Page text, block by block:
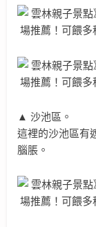
▲ 沙池區。
這裡的沙池區有
腦脹。